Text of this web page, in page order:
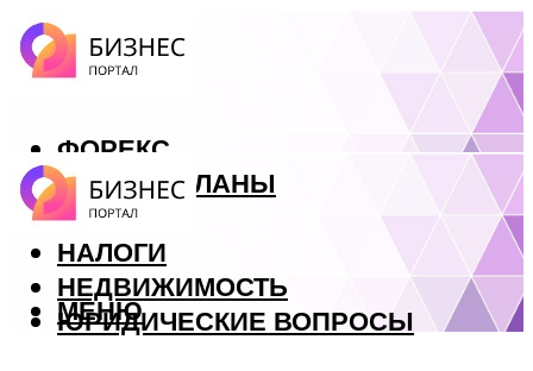
ФОРЕКС
БИЗНЕС ПЛАНЫ
КРЕДИТЫ
НАЛОГИ
НЕДВИЖИМОСТЬ
ЮРИДИЧЕСКИЕ ВОПРОСЫ
МЕНЮ